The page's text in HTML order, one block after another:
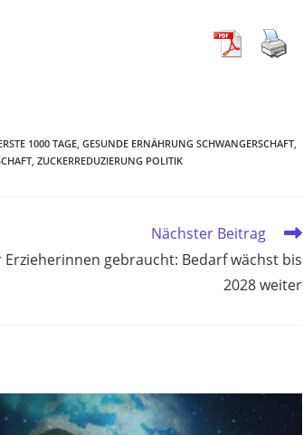
1000 TAGE GESUNDE ERNÄHRUNG SCHWANGERSCHAFT
ZUCKERREDUZIERUNG POLITIK
Nächster Beitrag
Erzieherinnen gebraucht: Bedarf wächst bis
2028 weiter